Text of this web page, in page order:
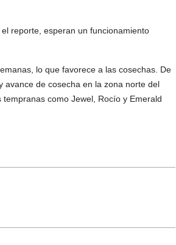
reporte, esperan un funcionamiento
lo que favorece a las cosechas. De
de cosecha en la zona norte del
como Jewel, Rocío y Emerald